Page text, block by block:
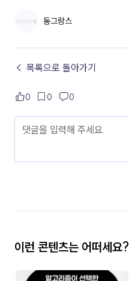
동그랑스
← 목록으로 돌아가기
0 0 0
이런 콘텐츠는 어떠세요?